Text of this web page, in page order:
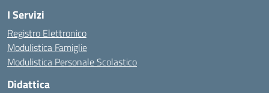
I Servizi
Registro Elettronico
Modulistica Famiglie
Modulistica Personale Scolastico
Didattica